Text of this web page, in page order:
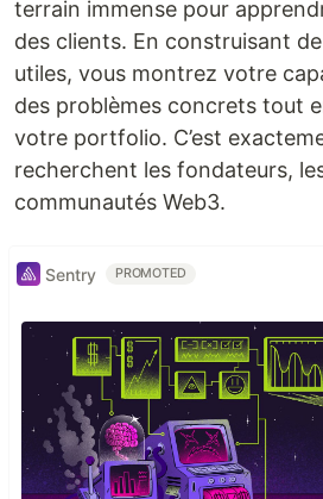
terrain immense pour
des clients. En construisant
utiles, vous montrez votre
des problèmes concrets tout
votre portfolio. C’est
recherchent les fondateurs,
communautés Web3.
Sentry PROMOTED